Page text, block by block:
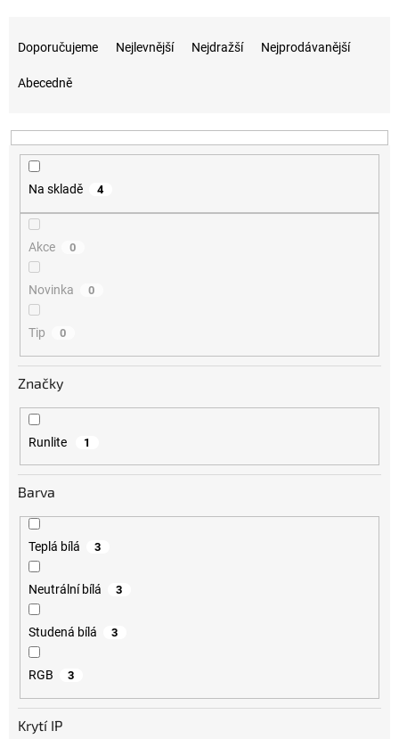
Doporučujeme Nejlevnější Nejdražší Nejprodávanější
Abecedně
Na skladě 4
Akce 0
Novinka 0
Tip 0
Značky
Runlite 1
Barva
Teplá bílá 3
Neutrální bílá 3
Studená bílá 3
RGB 3
Krytí IP